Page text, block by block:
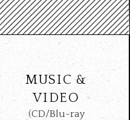
MUSIC &
VIDEO
(CD/Blu-ray